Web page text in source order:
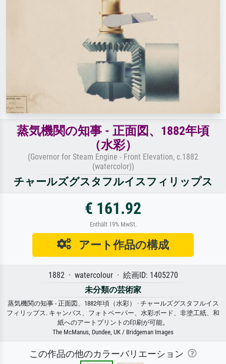
蒸気機関の知事 - 正面図、1882年頃
（水彩）
(Governor for Steam Engine - Front Elevation, c.1882
(watercolor))
チャールズグスタフルイスフィリップス
€ 161.92
Enthält 19% MwSt.
アート作品の構成
1882 · watercolour · 絵画ID: 1405270
未分類の芸術家
蒸気機関の知事 - 正面図、1882年頃（水彩） · チャールズグスタフルイス
フィリップス. キャンバス、フォトペーパー、水彩ボード、非塗工紙、和
紙へのアートプリントの印刷が可能。
The McManus, Dundee, UK / Bridgeman Images
この作品の他のカラーバリエーション